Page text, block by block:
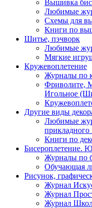
Вышивка
Любимые
Схемы для
Книги по
Шитье, пэчворк
Любимые
Мягкие
Кружевоплетение
Журналы по
Фриволите,
Игольное
Другие виды
Любимые
прикладного
Книги по
Бисероплетение.
Журналы по
Обучающая
Рисунок,
Журнал
Журнал
Журнал